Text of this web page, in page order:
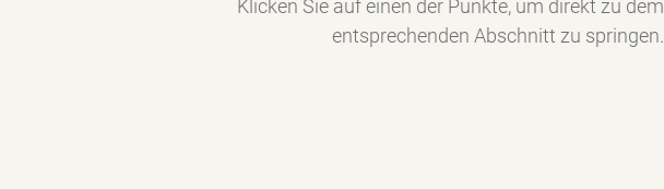
Klicken Sie auf einen der Punkte, um direkt zu dem
entsprechenden Abschnitt zu springen.